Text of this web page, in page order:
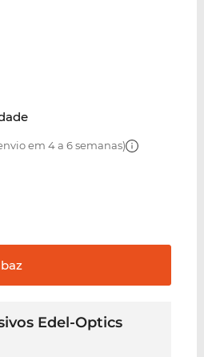
em 4 a 6 semanas)
Edel-Optics